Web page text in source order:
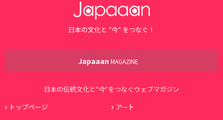
日本の文化と ”今” をつなぐ！
Japaaan MAGAZINE
日本の伝統文化と"今"をつなぐウェブマガジン
トップページ
アート